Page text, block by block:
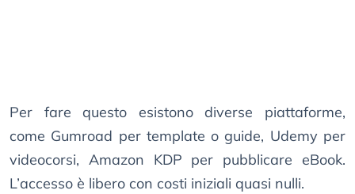
Per fare questo esistono diverse piattaforme,
come Gumroad per template o guide, Udemy per
videocorsi, Amazon KDP per pubblicare eBook.
L’accesso è libero con costi iniziali quasi nulli.